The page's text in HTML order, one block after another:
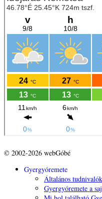
© 2002-2026 webGóbé
Gyergyóremete
Általános tudnivalók
Gyergyóremete a